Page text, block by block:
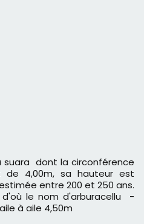
suara dont la circonférence
4,00m, sa hauteur est
entre 200 et 250 ans.
le nom d'arburacellu -
à aile 4,50m